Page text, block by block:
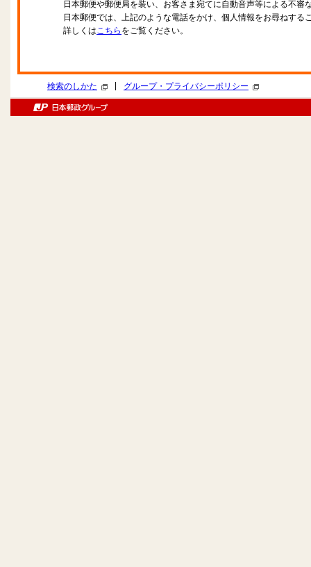
日本郵便や郵便局を装い、お客さま宛てに自動音声等による不審
日本郵便では、上記のような電話をかけ、個人情報をお尋ねする
詳しくはこちら をご覧ください。
検索のしかた グループ・プライバシーポリシー